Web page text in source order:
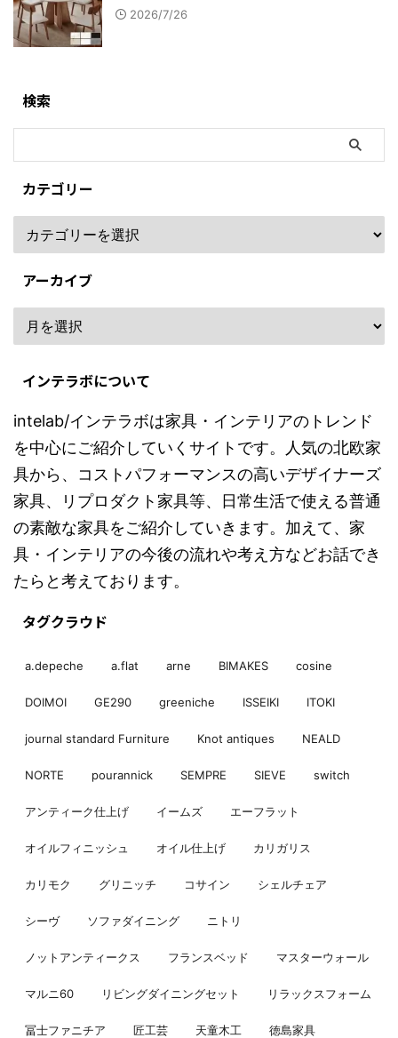
2026/7/26
検索
カテゴリー
アーカイブ
インテラボについて
intelab/インテラボは家具・インテリアのトレンド
を中心にご紹介していくサイトです。人気の北欧家
具から、コストパフォーマンスの高いデザイナーズ
家具、リプロダクト家具等、日常生活で使える普通
の素敵な家具をご紹介していきます。加えて、家
具・インテリアの今後の流れや考え方などお話でき
たらと考えております。
タグクラウド
a.depeche a.flat arne BIMAKES cosine
DOIMOI GE290 greeniche ISSEIKI ITOKI
journal standard Furniture Knot antiques NEALD
NORTE pourannick SEMPRE SIEVE switch
アンティーク仕上げ イームズ エーフラット
オイルフィニッシュ オイル仕上げ カリガリス
カリモク グリニッチ コサイン シェルチェア
シーヴ ソファダイニング ニトリ
ノットアンティークス フランスベッド マスターウォール
マルニ60 リビングダイニングセット リラックスフォーム
冨士ファニチア 匠工芸 天童木工 徳島家具